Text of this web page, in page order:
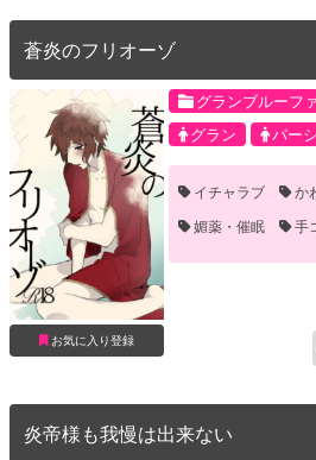
蒼炎のフリオーゾ
お気に入り登録
グランブルーフ
グラン
パー
イチャラブ か
媚薬・催眠
手
炎帝様も我慢は出来ない